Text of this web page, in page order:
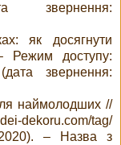
звернення:
як досягнути
Режим доступу:
звернення:
наймолодших //
dekoru.com/tag/
– Назва з